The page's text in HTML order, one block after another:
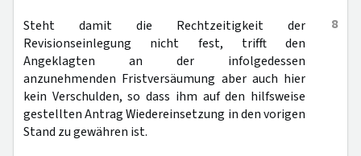
8
Steht damit die Rechtzeitigkeit der
Revisionseinlegung nicht fest, trifft den
Angeklagten an der infolgedessen
anzunehmenden Fristversäumung aber auch hier
kein Verschulden, so dass ihm auf den hilfsweise
gestellten Antrag Wiedereinsetzung in den vorigen
Stand zu gewähren ist.